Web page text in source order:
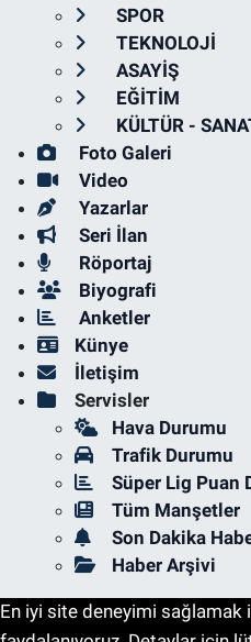
SPOR
TEKNOLOJİ
ASAYİŞ
EĞİTİM
KÜLTÜR -
Foto Galeri
Video
Yazarlar
Seri İlan
Röportaj
Biyografi
Anketler
Künye
İletişim
Servisler
Hava Durumu
Trafik Durumu
Süper Lig Puan
Tüm Manşetler
Son Dakika
Haber Arşivi
En iyi site deneyimi sağlamak